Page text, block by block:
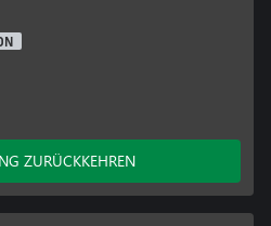
ZURÜCKKEHREN